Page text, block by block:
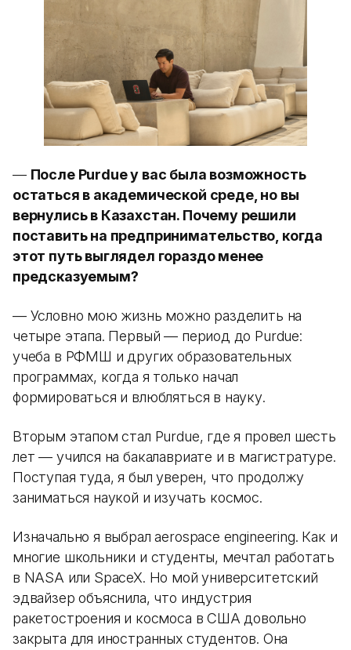
— После Purdue у вас была возможность
остаться в академической среде, но вы
вернулись в Казахстан. Почему решили
поставить на предпринимательство, когда
этот путь выглядел гораздо менее
предсказуемым?
— Условно мою жизнь можно разделить на
четыре этапа. Первый — период до Purdue:
учеба в РФМШ и других образовательных
программах, когда я только начал
формироваться и влюбляться в науку.
Вторым этапом стал Purdue, где я провел шесть
лет — учился на бакалавриате и в магистратуре.
Поступая туда, я был уверен, что продолжу
заниматься наукой и изучать космос.
Изначально я выбрал aerospace engineering. Как и
многие школьники и студенты, мечтал работать
в NASA или SpaceX. Но мой университетский
эдвайзер объяснила, что индустрия
ракетостроения и космоса в США довольно
закрыта для иностранных студентов. Она